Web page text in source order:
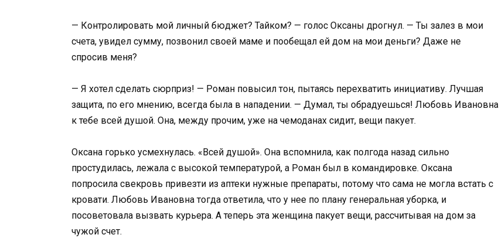
— Контролировать мой личный бюджет? Тайком? — голос Оксаны дрогнул. — Ты залез в мои
счета, увидел сумму, позвонил своей маме и пообещал ей дом на мои деньги? Даже не
спросив меня?
— Я хотел сделать сюрприз! — Роман повысил тон, пытаясь перехватить инициативу. Лучшая
защита, по его мнению, всегда была в нападении. — Думал, ты обрадуешься! Любовь Ивановна
к тебе всей душой. Она, между прочим, уже на чемоданах сидит, вещи пакует.
Оксана горько усмехнулась. «Всей душой». Она вспомнила, как полгода назад сильно
простудилась, лежала с высокой температурой, а Роман был в командировке. Оксана
попросила свекровь привезти из аптеки нужные препараты, потому что сама не могла встать с
кровати. Любовь Ивановна тогда ответила, что у нее по плану генеральная уборка, и
посоветовала вызвать курьера. А теперь эта женщина пакует вещи, рассчитывая на дом за
чужой счет.